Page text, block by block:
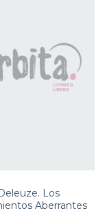
Los
Aberrantes